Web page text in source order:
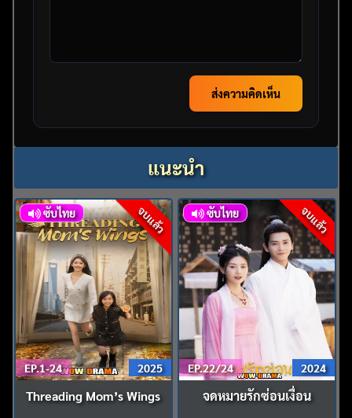
ส่งความคิดเห็น
แนะนำ
จบแล้ว
ซับไทย
EP.1-24 2025
Threading Mom’s Wings
จบแล้ว
ซับไทย
EP.22/24 2024
จดหมายรักซ่อนเงื่อน